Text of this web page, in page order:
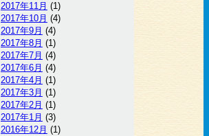
2017年11月 (1)
2017年10月 (4)
2017年9月 (4)
2017年8月 (1)
2017年7月 (4)
2017年6月 (4)
2017年4月 (1)
2017年3月 (1)
2017年2月 (1)
2017年1月 (3)
2016年12月 (1)